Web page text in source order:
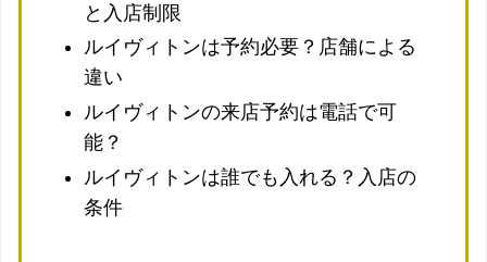
と入店制限
ルイヴィトンは予約必要？店舗による
違い
ルイヴィトンの来店予約は電話で可
能？
ルイヴィトンは誰でも入れる？入店の
条件